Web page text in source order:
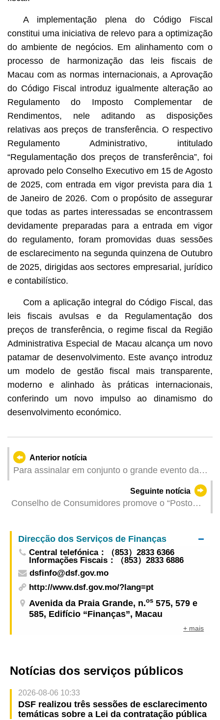
A implementação plena do Código Fiscal
constitui uma iniciativa de relevo para a optimização
do ambiente de negócios. Em alinhamento com o
processo de harmonização das leis fiscais de
Macau com as normas internacionais, a Aprovação
do Código Fiscal introduz igualmente alteração ao
Regulamento do Imposto Complementar de
Rendimentos, nele aditando as disposições
relativas aos preços de transferência. O respectivo
Regulamento Administrativo, intitulado
“Regulamentação dos preços de transferência”, foi
aprovado pelo Conselho Executivo em 15 de Agosto
de 2025, com entrada em vigor prevista para dia 1
de Janeiro de 2026. Com o propósito de assegurar
que todas as partes interessadas se encontrassem
devidamente preparadas para a entrada em vigor
do regulamento, foram promovidas duas sessões
de esclarecimento na segunda quinzena de Outubro
de 2025, dirigidas aos sectores empresarial, jurídico
e contabilístico.
Com a aplicação integral do Código Fiscal, das
leis fiscais avulsas e da Regulamentação dos
preços de transferência, o regime fiscal da Região
Administrativa Especial de Macau alcança um novo
patamar de desenvolvimento. Este avanço introduz
um modelo de gestão fiscal mais transparente,
moderno e alinhado às práticas internacionais,
conferindo um novo impulso ao dinamismo do
desenvolvimento económico.
Anterior notícia
Para assinalar em conjunto o grande evento da
Desporto disponibilizará entrada gratuita nas
suas instalações desportivas entre 6 e 21 de
Seguinte notícia
Conselho de Consumidores promove o “Posto
sito na Rua do Regedor, Taipa, desde já até 1 de
Dezembro
Direcção dos Serviços de Finanças
Central telefónica：（853）2833 6366
Informações Fiscais：（853）2833 6886
dsfinfo@dsf.gov.mo
http://www.dsf.gov.mo/?lang=pt
Avenida da Praia Grande, n.os 575, 579 e
585, Edifício “Finanças”, Macau
+ mais
Notícias dos serviços públicos
2026-08-06 10:33
DSF realizou três sessões de esclarecimento
temáticas sobre a Lei da contratação pública